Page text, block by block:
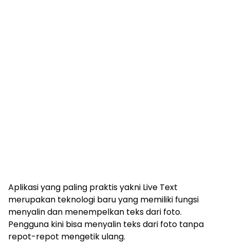
Aplikasi yang paling praktis yakni Live Text
merupakan teknologi baru yang memiliki fungsi
menyalin dan menempelkan teks dari foto.
Pengguna kini bisa menyalin teks dari foto tanpa
repot-repot mengetik ulang.